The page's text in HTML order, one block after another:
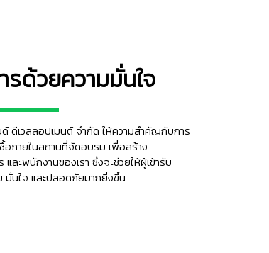
รด้วยความมั่นใจ
ดีเวลลอปเมนต์ จํากัด ให้ความสำคัญกับการ
ชื้อภายในสถานที่จัดอบรม เพื่อสร้าง
ละพนักงานของเรา ซึ่งจะช่วยให้ผู้เข้ารับ
มั่นใจ และปลอดภัยมากยิ่งขึ้น